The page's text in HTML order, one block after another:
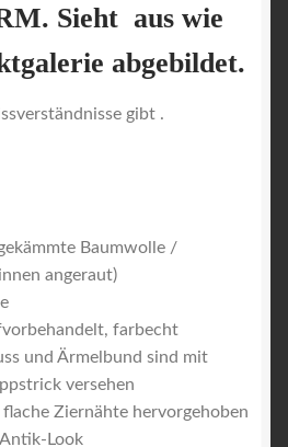
Sieht aus wie
abgebildet.
gibt .
Baumwolle /
angeraut)
farbecht
und Ärmelbund sind mit
versehen
Ziernähte hervorgehoben
Look